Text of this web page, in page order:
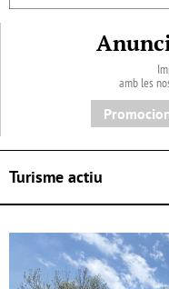
amb les
Turisme actiu